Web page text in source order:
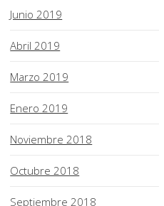
Junio 2019
Abril 2019
Marzo 2019
Enero 2019
Noviembre 2018
Octubre 2018
Septiembre 2018